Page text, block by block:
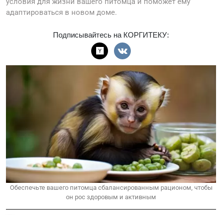
адаптироваться в новом доме.
Подписывайтесь на КОРГИТЕКУ:
Обеспечьте вашего питомца сбалансированным рационом, чтобы
он рос здоровым и активным